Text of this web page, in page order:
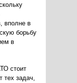
вполне в
борьбу
в
стоит
тех задач,